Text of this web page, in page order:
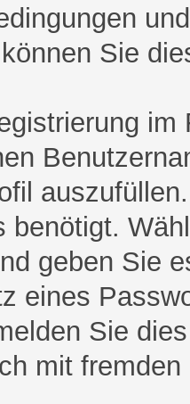
Sie
benötigt.
geben Sie
eines
Sie
mit